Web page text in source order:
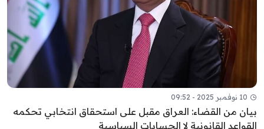
10 نوفمبر 2025 - 09:52
بيان من القضاء: العراق مقبل على استحقاق انتخابي تحكمه
القواعد القانونية لا الحسابات السياسية